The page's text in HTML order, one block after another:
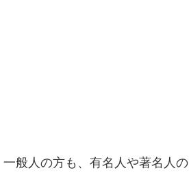
般人の方も、有名人や著名人の